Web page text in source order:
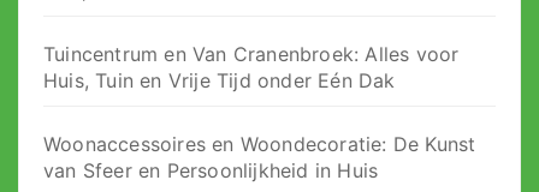
Tuincentrum en Van Cranenbroek: Alles voor
Huis, Tuin en Vrije Tijd onder Eén Dak
Woonaccessoires en Woondecoratie: De Kunst
van Sfeer en Persoonlijkheid in Huis